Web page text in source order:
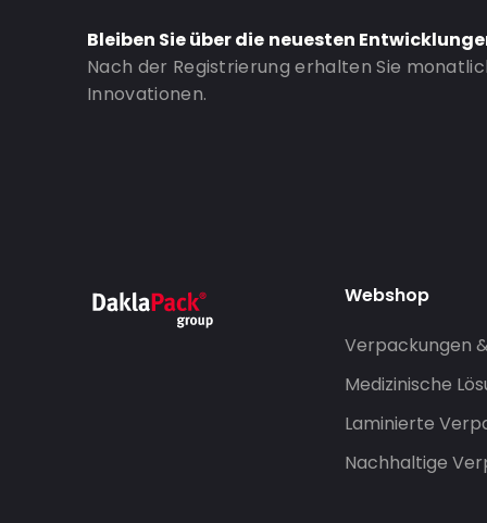
Valve: Ohne Ventil
Bestell-ID: 831
Bleiben Sie über die neuesten
Nach der Registrierung erhalten Sie
Innovationen.
Webshop
Verpackungen
Medizinische
Laminierte
Nachhaltige